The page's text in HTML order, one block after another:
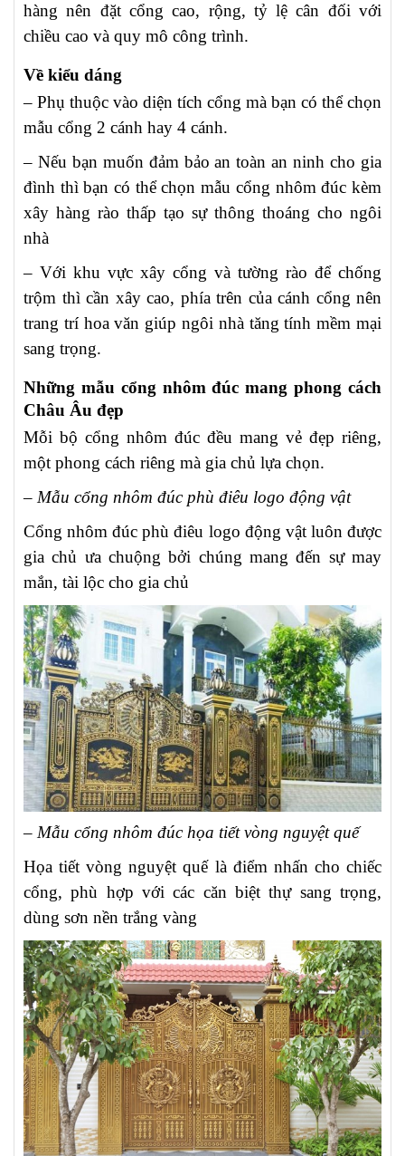
hàng nên đặt cổng cao, rộng, tỷ lệ cân đối với
chiều cao và quy mô công trình.
Về kiểu dáng
– Phụ thuộc vào diện tích cổng mà bạn có thể chọn
mẫu cổng 2 cánh hay 4 cánh.
– Nếu bạn muốn đảm bảo an toàn an ninh cho gia
đình thì bạn có thể chọn mẫu cổng nhôm đúc kèm
xây hàng rào thấp tạo sự thông thoáng cho ngôi
nhà
– Với khu vực xây cổng và tường rào để chống
trộm thì cần xây cao, phía trên của cánh cổng nên
trang trí hoa văn giúp ngôi nhà tăng tính mềm mại
sang trọng.
Những mẫu cổng nhôm đúc mang phong cách
Châu Âu đẹp
Mỗi bộ cổng nhôm đúc đều mang vẻ đẹp riêng,
một phong cách riêng mà gia chủ lựa chọn.
– Mẫu cổng nhôm đúc phù điêu logo động vật
Cổng nhôm đúc phù điêu logo động vật luôn được
gia chủ ưa chuộng bởi chúng mang đến sự may
mắn, tài lộc cho gia chủ
– Mẫu cổng nhôm đúc họa tiết vòng nguyệt quế
Họa tiết vòng nguyệt quế là điểm nhấn cho chiếc
cổng, phù hợp với các căn biệt thự sang trọng,
dùng sơn nền trắng vàng